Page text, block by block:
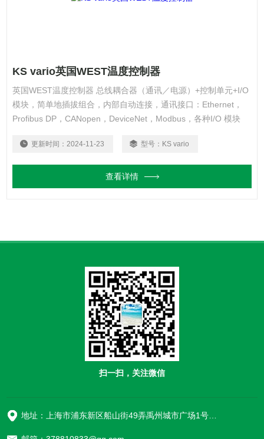
KS vario英国WEST温度控制器
英国WEST温度控制器 总线耦合器（通讯／电源）+控制单元+I/O
模块，简单地插拔组合，内部自动连接，通讯接口：Ethernet，
Profibus DP，CANopen，DeviceNet，Modbus，各种I/O 模块
口，用于连接BlueControl组态软件
更新时间： 2024-11-23 型号： KS vario
查看详情
扫一扫，关注微信
地址：上海市浦东新区船山街49弄禹州城市广场1号楼906